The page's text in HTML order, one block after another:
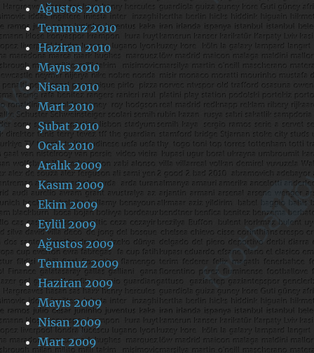
Ağustos 2010
Temmuz 2010
Haziran 2010
Mayıs 2010
Nisan 2010
Mart 2010
Şubat 2010
Ocak 2010
Aralık 2009
Kasım 2009
Ekim 2009
Eylül 2009
Ağustos 2009
Temmuz 2009
Haziran 2009
Mayıs 2009
Nisan 2009
Mart 2009